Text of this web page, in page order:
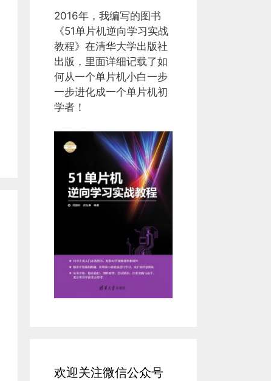
2016年，我编写的图书
《51单片机逆向学习实战
教程》在清华大学出版社
出版，里面详细记载了如
何从一个单片机小白一步
一步进化成一个单片机初
学者！
欢迎关注微信公众号